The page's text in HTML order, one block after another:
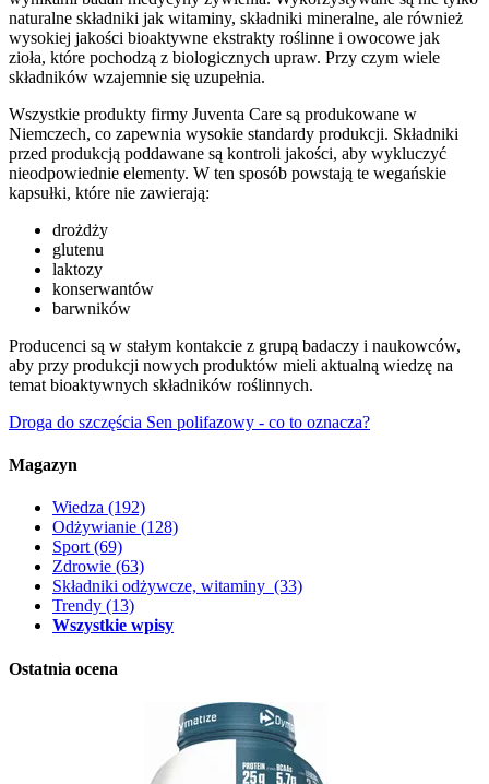
naturalne składniki jak witaminy, składniki mineralne, ale również
wysokiej jakości bioaktywne ekstrakty roślinne i owocowe jak
zioła, które pochodzą z biologicznych upraw. Przy czym wiele
składników wzajemnie się uzupełnia.
Wszystkie produkty firmy Juventa Care są produkowane w
Niemczech, co zapewnia wysokie standardy produkcji. Składniki
przed produkcją poddawane są kontroli jakości, aby wykluczyć
nieodpowiednie elementy. W ten sposób powstają te wegańskie
kapsułki, które nie zawierają:
drożdży
glutenu
laktozy
konserwantów
barwników
Producenci są w stałym kontakcie z grupą badaczy i naukowców,
aby przy produkcji nowych produktów mieli aktualną wiedzę na
temat bioaktywnych składników roślinnych.
Droga do szczęścia Sen polifazowy - co to oznacza?
Magazyn
Wiedza (192)
Odżywianie (128)
Sport(69)
Zdrowie (63)
Składniki odżywcze, witaminy (33)
Trendy (13)
Wszystkie wpisy
Ostatnia ocena